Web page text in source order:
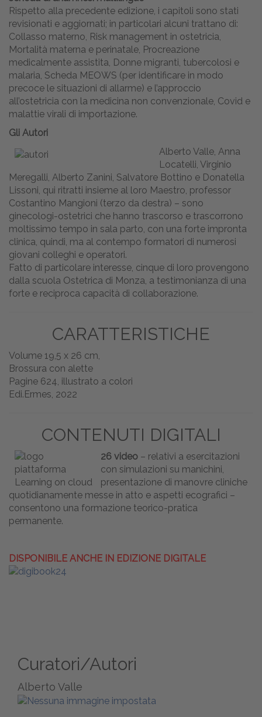
Rispetto alla precedente edizione, i capitoli sono stati
revisionati e aggiornati; in particolari alcuni trattano di:
Collasso materno, Risk management in ostetricia,
Mortalità materna e perinatale, Procreazione
medicalmente assistita, Donne migranti, tubercolosi e
malaria, Scheda MEOWS (per identificare in modo
precoce le situazioni di allarme) e l’approccio
all’ostetricia con la medicina non convenzionale, Covid e
malattie virali di importazione.
Gli Autori
Alberto Valle, Anna
Locatelli, Virginio
Meregalli, Alberto Zanini, Salvatore Bottino e Donatella
Lissoni, qui ritratti insieme al loro Maestro, professor
Costantino Mangioni (terzo da destra) – sono
ginecologi-ostetrici che hanno trascorso e trascorrono
moltissimo tempo in sala parto, con una forte impronta
clinica, quindi, ma al contempo formatori di numerosi
giovani colleghi e operatori.
Fatto di particolare interesse, cinque di loro provengono
dalla scuola Ostetrica di Monza, a testimonianza di una
forte e reciproca capacità di collaborazione.
CARATTERISTICHE
Volume 19,5 x 26 cm,
Brossura con alette
Pagine 624, illustrato a colori
Edi.Ermes, 2022
CONTENUTI DIGITALI
26 video – relativi a esercitazioni
con simulazioni su manichini,
presentazione di manovre cliniche
quotidianamente messe in atto e aspetti ecografici –
consentono una formazione teorico-pratica
permanente.
DISPONIBILE ANCHE IN EDIZIONE DIGITALE
Curatori/Autori
Alberto Valle